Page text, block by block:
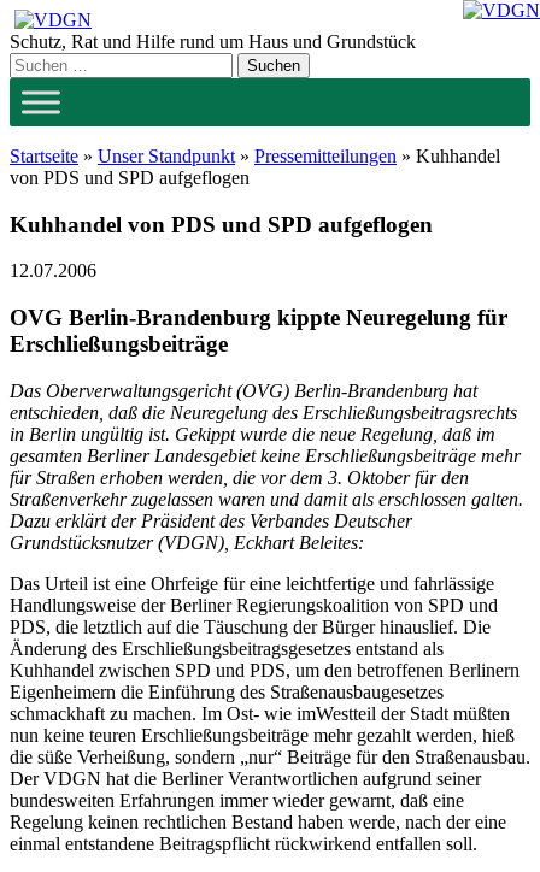
Zum
Inhalt
springen
Schutz, Rat und Hilfe rund um Haus und Grundstück
Startseite » Unser Standpunkt » Pressemitteilungen » Kuhhandel
von PDS und SPD aufgeflogen
Kuhhandel von PDS und SPD aufgeflogen
12.07.2006
OVG Berlin-Brandenburg kippte Neuregelung für
Erschließungsbeiträge
Das Oberverwaltungsgericht (OVG) Berlin-Brandenburg hat
entschieden, daß die Neuregelung des Erschließungsbeitragsrechts
in Berlin ungültig ist. Gekippt wurde die neue Regelung, daß im
gesamten Berliner Landesgebiet keine Erschließungsbeiträge mehr
für Straßen erhoben werden, die vor dem 3. Oktober für den
Straßenverkehr zugelassen waren und damit als erschlossen galten.
Dazu erklärt der Präsident des Verbandes Deutscher
Grundstücksnutzer (VDGN), Eckhart Beleites:
Das Urteil ist eine Ohrfeige für eine leichtfertige und fahrlässige
Handlungsweise der Berliner Regierungskoalition von SPD und
PDS, die letztlich auf die Täuschung der Bürger hinauslief. Die
Änderung des Erschließungsbeitragsgesetzes entstand als
Kuhhandel zwischen SPD und PDS, um den betroffenen Berlinern
Eigenheimern die Einführung des Straßenausbaugesetzes
schmackhaft zu machen. Im Ost- wie imWestteil der Stadt müßten
nun keine teuren Erschließungsbeiträge mehr gezahlt werden, hieß
die süße Verheißung, sondern „nur“ Beiträge für den Straßenausbau.
Der VDGN hat die Berliner Verantwortlichen aufgrund seiner
bundesweiten Erfahrungen immer wieder gewarnt, daß eine
Regelung keinen rechtlichen Bestand haben werde, nach der eine
einmal entstandene Beitragspflicht rückwirkend entfallen soll.